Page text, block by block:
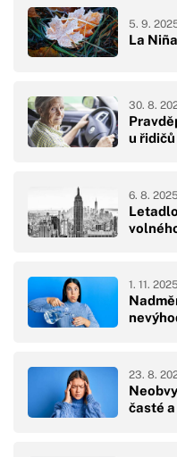
La
5. 9.
u
30. 8.
6. 8. 2025
1. 11. 2025
časté
23. 8.